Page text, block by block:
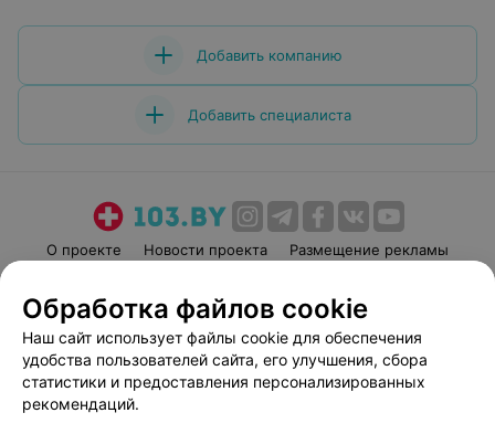
Добавить компанию
Добавить специалиста
О проекте Новости проекта
Размещение рекламы
Пользовательское соглашение
Способы оплаты
Вакансии
Партнеры
Написать руководителю 103.by
Обработка файлов cookie
Наш сайт использует файлы cookie для обеспечения
удобства пользователей сайта, его улучшения, сбора
статистики и предоставления персонализированных
рекомендаций.